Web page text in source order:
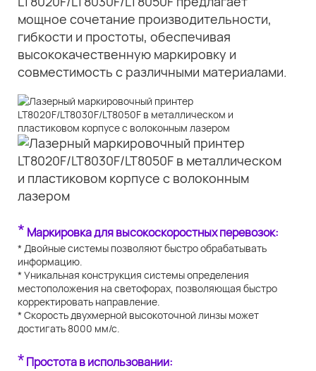
мощное сочетание производительности,
гибкости и простоты, обеспечивая
высококачественную маркировку и
совместимость с различными материалами.
* Маркировка для высокоскоростных перевозок:
* Двойные системы позволяют быстро обрабатывать
информацию.
* Уникальная конструкция системы определения
местоположения на светофорах, позволяющая быстро
корректировать направление.
* Скорость двухмерной высокоточной линзы может
достигать 8000 мм/с.
*Простота в использовании: